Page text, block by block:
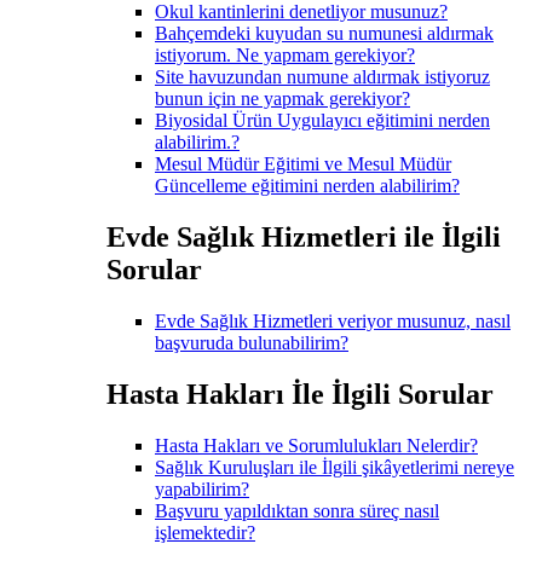
Okul kantinlerini denetliyor musunuz?
Bahçemdeki kuyudan su numunesi aldırmak
istiyorum. Ne yapmam gerekiyor?
Site havuzundan numune aldırmak istiyoruz
bunun için ne yapmak gerekiyor?
Biyosidal Ürün Uygulayıcı eğitimini nerden
alabilirim.?
Mesul Müdür Eğitimi ve Mesul Müdür
Güncelleme eğitimini nerden alabilirim?
Evde Sağlık Hizmetleri ile İlgili
Sorular
Evde Sağlık Hizmetleri veriyor musunuz, nasıl
başvuruda bulunabilirim?
Hasta Hakları İle İlgili Sorular
Hasta Hakları ve Sorumlulukları Nelerdir?
Sağlık Kuruluşları ile İlgili şikâyetlerimi nereye
yapabilirim?
Başvuru yapıldıktan sonra süreç nasıl
işlemektedir?